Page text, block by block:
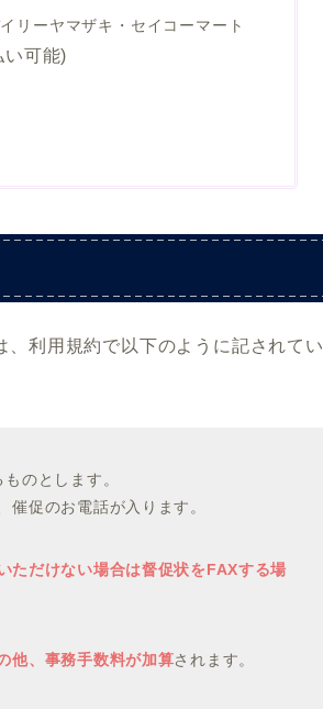
リーヤマザキ・セイコーマート
い可能)
利用規約で以下のように記されてい
ものとします。
促のお電話が入ります。
ただけない場合は督促状をFAXする場
他、事務手数料が加算されます。